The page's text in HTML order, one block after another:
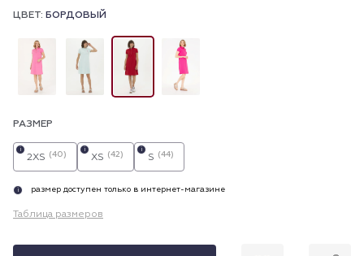
ЦВЕТ: БОРДОВЫЙ
РАЗМЕР
2XS (40)
i
XS (42)
i
S (44)
i
i размер доступен только в интернет-магазине
Таблица размеров